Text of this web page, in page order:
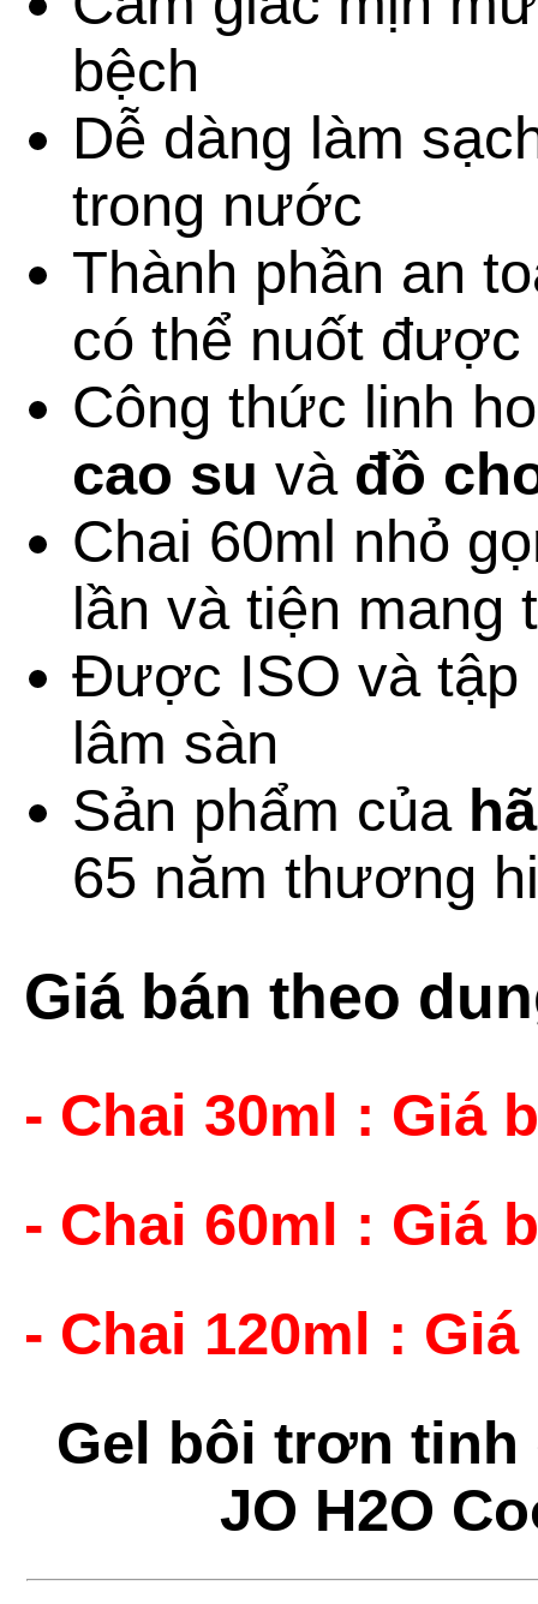
bệch
Dễ dàng làm
trong nước
Thành phần an
có thể nuốt được
Công thức linh
cao su và đồ
Chai 60ml nhỏ
lần và tiện mang
Được ISO và tập
lâm sàn
Sản phẩm của
65 năm thương
Giá bán theo
- Chai 30ml : Giá
- Chai 60ml : Giá
- Chai 120ml :
Gel bôi trơn tinh
JO H2O